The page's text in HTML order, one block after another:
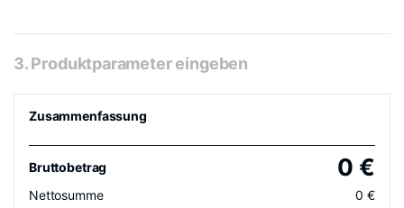
3. Produktparameter eingeben
Zusammenfassung
Bruttobetrag 0 €
Nettosumme 0 €